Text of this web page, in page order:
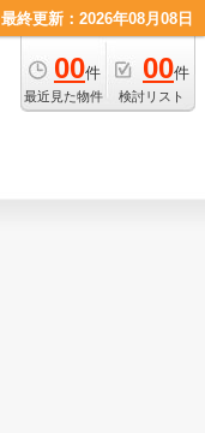
最終更新：2026年08月08日
00件
最近見た物件
00件
検討リスト